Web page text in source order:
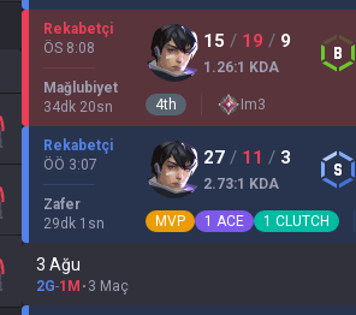
Rekabetçi
ÖS 8:08
Mağlubiyet
34dk 20sn
15 / 19 / 9
1.26:1 KDA
4th Im3
Rekabetçi
ÖÖ 3:07
Zafer
29dk 1 sn
27 / 11 / 3
2.73:1 KDA
MVP 1 ACE 1 CLUTCH
3 Ağu
2G-1M 3 Maç